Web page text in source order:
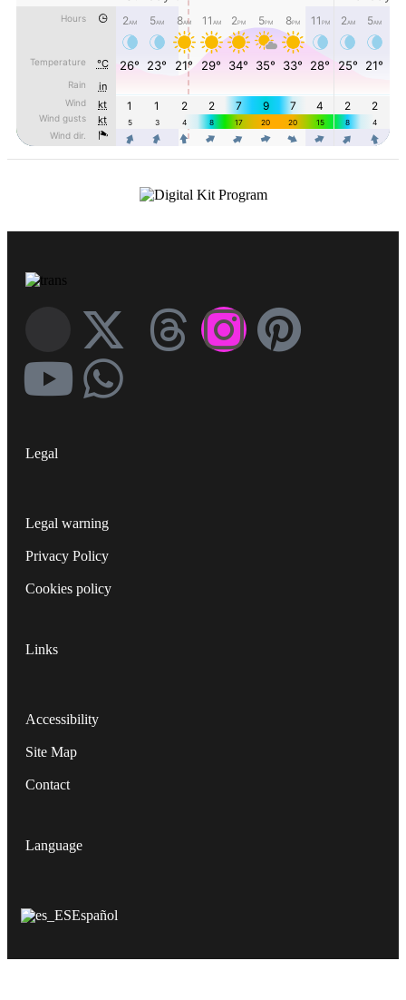
Legal
Legal warning
Privacy Policy
Cookies policy
Links
Accessibility
Site Map
Contact
Language
Español